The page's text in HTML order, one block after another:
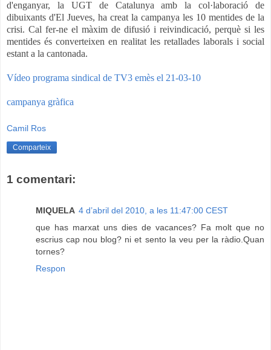
d'enganyar, la UGT de Catalunya amb la col·laboració de
dibuixants d'El Jueves, ha creat la campanya les 10 mentides de la
crisi. Cal fer-ne el màxim de difusió i reivindicació, perquè si les
mentides és converteixen en realitat les retallades laborals i social
estant a la cantonada.
Vídeo programa sindical de TV3 emès el 21-03-10
campanya gràfica
Camil Ros
Comparteix
1 comentari:
MIQUELA 4 d’abril del 2010, a les 11:47:00 CEST
que has marxat uns dies de vacances? Fa molt que no
escrius cap nou blog? ni et sento la veu per la ràdio.Quan
tornes?
Respon